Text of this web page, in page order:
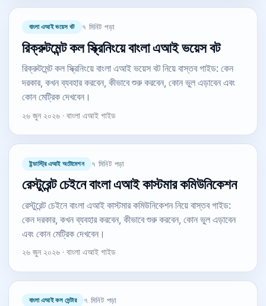
বাংলা এআই ভয়েস বট ৭ মিনিট পড়া
রিক্রুটমেন্ট কল স্ক্রিনিংয়ে বাংলা এআই ভয়েস বট
রিক্রুটমেন্ট কল স্ক্রিনিংয়ে বাংলা এআই ভয়েস বট নিয়ে বাস্তব গাইড: কেন
দরকার, কখন ব্যবহার করবেন, কীভাবে শুরু করবেন, কোন ভুল এড়াবেন এবং
কোন মেট্রিক দেখবেন।
২৬ জুন ২০২৬ · বাংলা এআই গাইড
ইন্ডাস্ট্রি এআই অটোমেশন ৭ মিনিট পড়া
রেস্টুরেন্ট চেইনে বাংলা এআই কাস্টমার কমিউনিকেশন
রেস্টুরেন্ট চেইনে বাংলা এআই কাস্টমার কমিউনিকেশন নিয়ে বাস্তব গাইড:
কেন দরকার, কখন ব্যবহার করবেন, কীভাবে শুরু করবেন, কোন ভুল এড়াবেন
এবং কোন মেট্রিক দেখবেন।
২৬ জুন ২০২৬ · বাংলা এআই গাইড
বাংলা এআই কল সেন্টার ৭ মিনিট পড়া